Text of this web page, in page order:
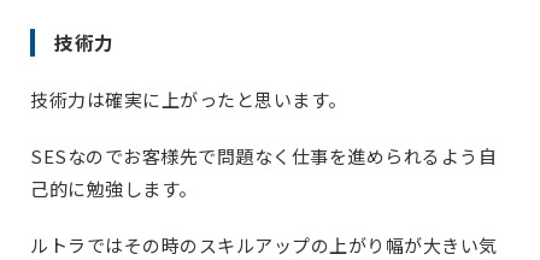
技術力
技術力は確実に上がったと思います。
SESなのでお客様先で問題なく仕事を進められるよう自
己的に勉強します。
ルトラではその時のスキルアップの上がり幅が大きい気